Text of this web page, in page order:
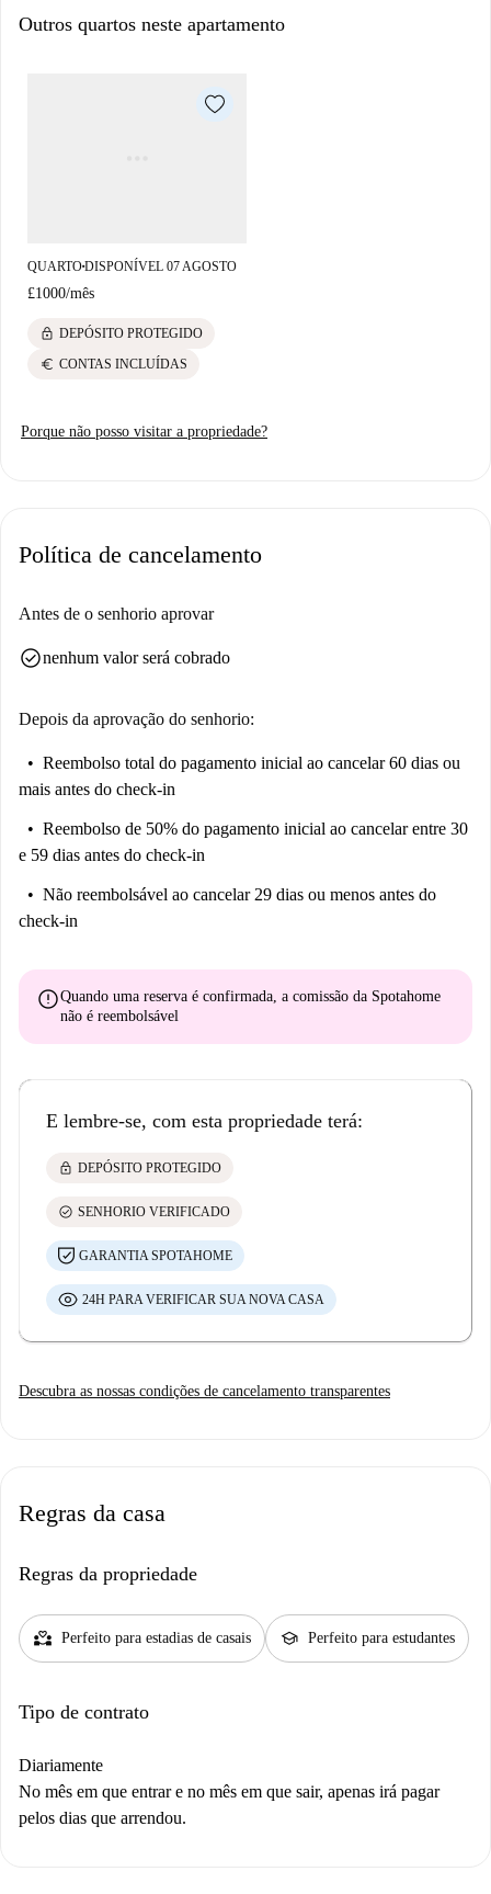
Outros quartos neste apartamento
QUARTO■DISPONÍVEL 07 AGOSTO
£1000/mês
lock DEPÓSITO PROTEGIDO
euro CONTAS INCLUÍDAS
Porque não posso visitar a propriedade?
Política de cancelamento
Antes de o senhorio aprovar
check_circlenenhum valor será cobrado
Depois da aprovação do senhorio:
Reembolso total do pagamento inicial ao cancelar 60 dias ou
mais antes do check-in
Reembolso de 50% do pagamento inicial ao cancelar entre 30
e 59 dias antes do check-in
Não reembolsável ao cancelar 29 dias ou menos antes do
check-in
errorQuando uma reserva é confirmada, a comissão da Spotahome
não é reembolsável
E lembre-se, com esta propriedade terá:
lock DEPÓSITO PROTEGIDO
check_circle SENHORIO VERIFICADO
GARANTIA SPOTAHOME
24H PARA VERIFICAR SUA NOVA CASA
Descubra as nossas condições de cancelamento transparentes
Regras da casa
Regras da propriedade
partner_heart Perfeito para estadias de casais school Perfeito para estudantes
Tipo de contrato
Diariamente
No mês em que entrar e no mês em que sair, apenas irá pagar
pelos dias que arrendou.